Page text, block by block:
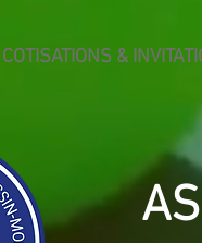
COTISATIONS &